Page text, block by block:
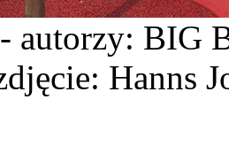
autorzy: BIG
Hanns